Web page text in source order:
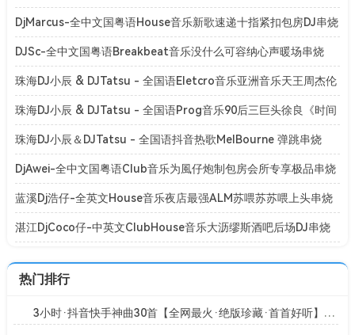
[Mp3]
DjMarcus-全中文国粤语House音乐新歌速递十指紧扣包房DJ串烧
[Mp3]
DJSc-全中文国粤语Breakbeat音乐没什么可容纳心声暖场串烧
[Mp3]
珠海DJ小辰 & DJTatsu - 全国语Eletcro音乐亚洲音乐天王周杰伦
系列专辑串烧
珠海DJ小辰 & DJTatsu - 全国语Prog音乐90后三巨头徐良《时间
折叠》演唱会专辑串烧
珠海DJ小辰＆DJTatsu - 全国语抖音热歌MelBourne 弹跳串烧
[BPM128-150]
DjAwei-全中文国粤语Club音乐为風仔炮制包房会所专享极品串烧
[Mp3]
蓝溪Dj浩仔-全英文House音乐夜店最强ALM苏喂苏苏喂上头串烧
[Mp3]
湛江DjCoco仔-中英文ClubHouse音乐大沥缪斯酒吧后场DJ串烧
热门排行
3小时·抖音快手神曲30首【全网最火·绝版珍藏·首首好听】车载中文嗨曲·一曲成神[Mp3]